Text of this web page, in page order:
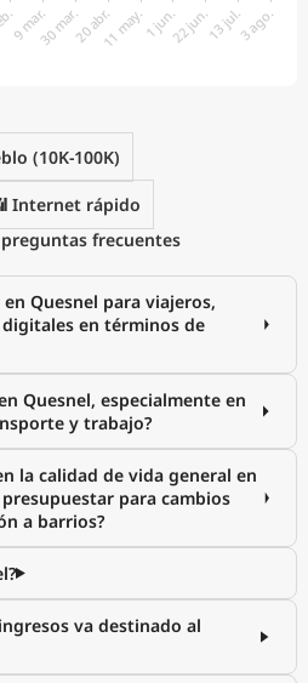
(10K-100K)
Internet rápido
frecuentes
Quesnel para viajeros,
en términos de
Quesnel, especialmente en
y trabajo?
la calidad de vida general en
para cambios
a barrios?
va destinado al